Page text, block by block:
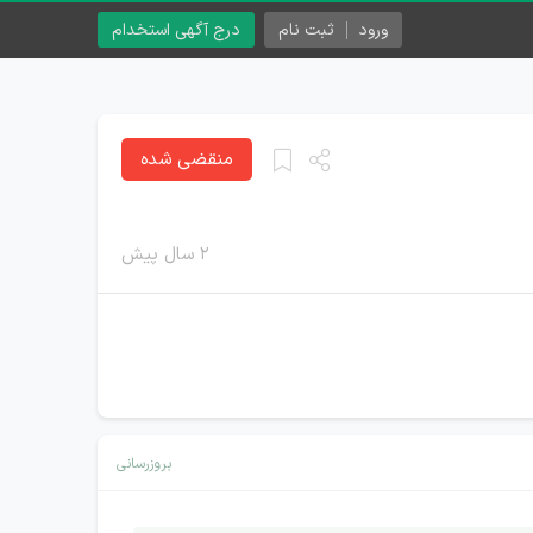
درج آگهی استخدام ورود ثبت نام
۲ سال پیش
منقضی شده
بروزرسانی